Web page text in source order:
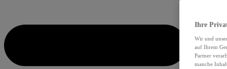
Ihre
Wir und
auf Ihrem
Partner
manche